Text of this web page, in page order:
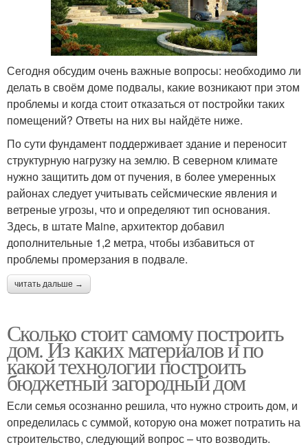
Сегодня обсудим очень важные вопросы: необходимо ли
делать в своём доме подвалы, какие возникают при этом
проблемы и когда стоит отказаться от постройки таких
помещений? Ответы на них вы найдёте ниже.
По сути фундамент поддерживает здание и переносит
структурную нагрузку на землю. В северном климате
нужно защитить дом от пучения, в более умеренных
районах следует учитывать сейсмические явления и
ветреные угрозы, что и определяют тип основания.
Здесь, в штате Maine, архитектор добавил
дополнительные 1,2 метра, чтобы избавиться от
проблемы промерзания в подвале.
читать дальше →
Сколько стоит самому построить
дом. Из каких материалов и по
какой технологии построить
бюджетный загородный дом
Если семья осознанно решила, что нужно строить дом, и
определилась с суммой, которую она может потратить на
строительство, следующий вопрос – что возводить.